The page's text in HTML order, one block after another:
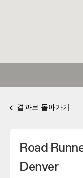
결과로 돌아가기
Road
Denver